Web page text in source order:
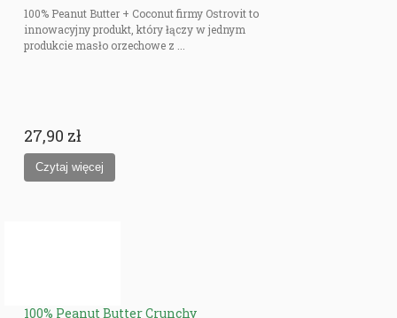
100% Peanut Butter + Coconut firmy Ostrovit to
innowacyjny produkt, który łączy w jednym
produkcie masło orzechowe z ...
27,90 zł
100% Peanut Butter Crunchy